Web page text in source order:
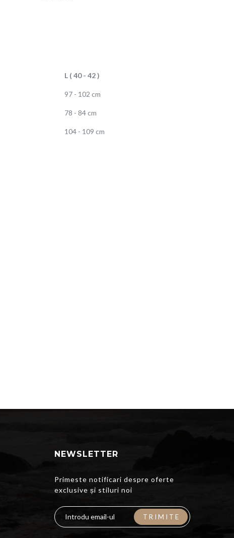
L ( 40 - 42 )
97 - 102 cm
78 - 84 cm
104 - 109 cm
NEWSLETTER
Primeste notificari despre oferte
exclusive și stiluri noi
TRIMITE